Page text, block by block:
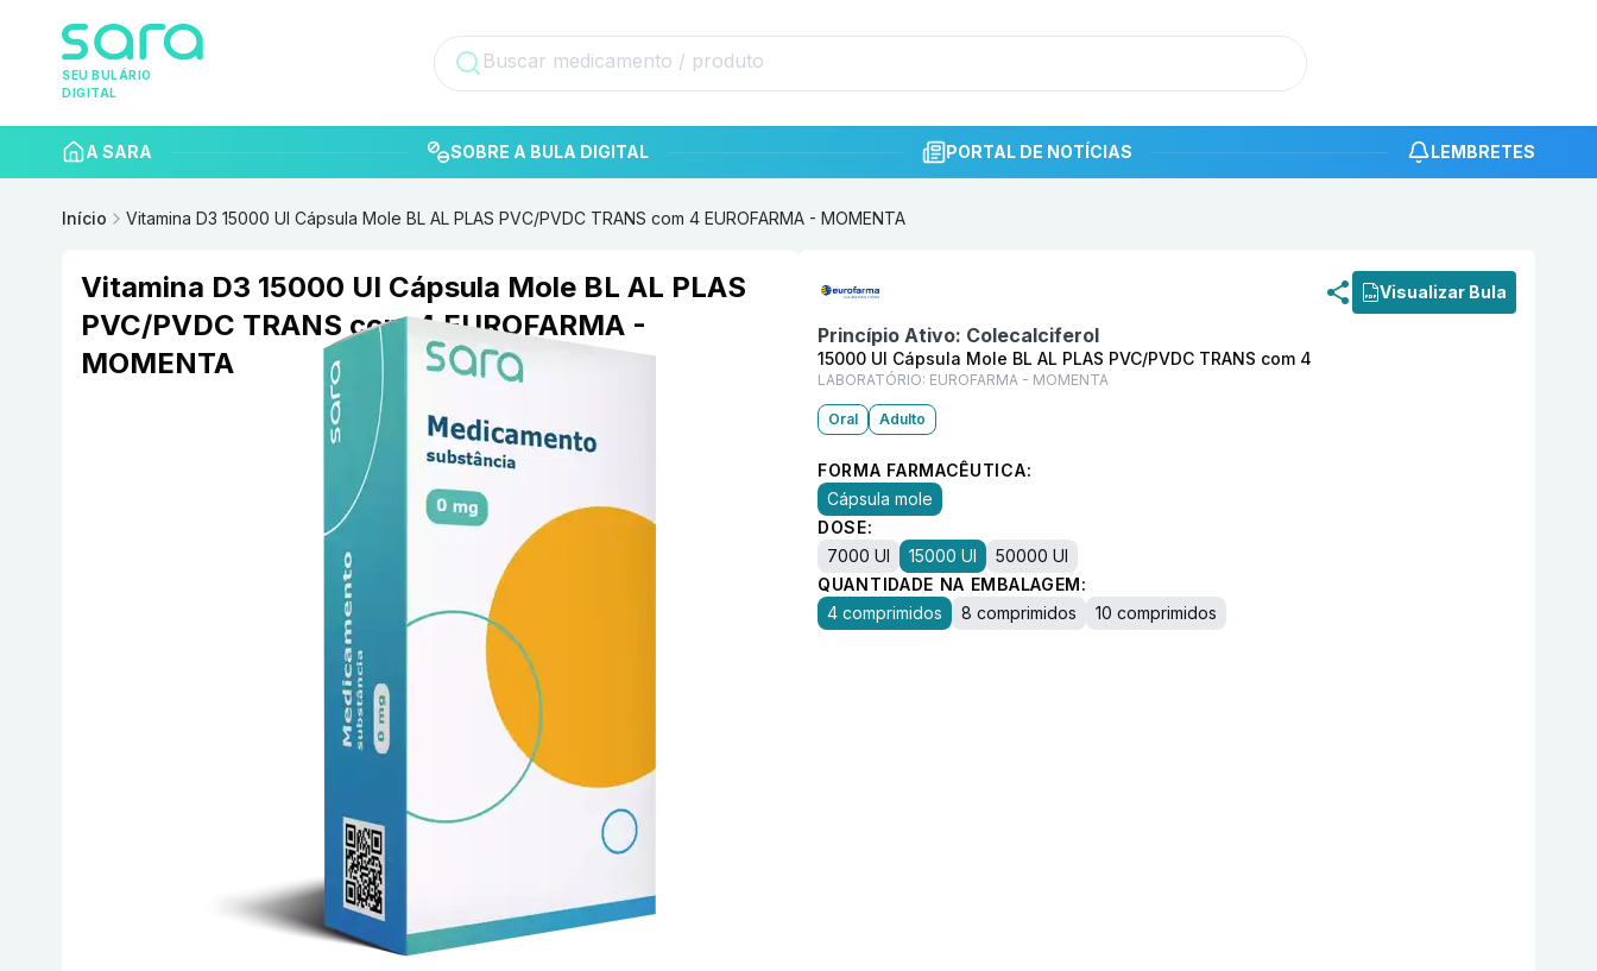
SEU BULÁRIO
DIGITAL
A SARA SOBRE A BULA DIGITAL PORTAL DE NOTÍCIAS LEMBRETES
Início Vitamina D3 15000 UI Cápsula Mole BL AL PLAS PVC/PVDC TRANS com 4 EUROFARMA - MOMENTA
Vitamina D3 15000 UI Cápsula Mole BL AL PLAS
PVC/PVDC TRANS com 4 EUROFARMA -
MOMENTA
Visualizar Bula
Princípio Ativo: Colecalciferol
15000 UI Cápsula Mole BL AL PLAS PVC/PVDC TRANS com 4
LABORATÓRIO: EUROFARMA - MOMENTA
Oral Adulto
FORMA FARMACÊUTICA:
Cápsula mole
DOSE:
7000 UI
15000 UI
50000 UI
QUANTIDADE NA EMBALAGEM:
4 comprimidos
8 comprimidos 10 comprimidos